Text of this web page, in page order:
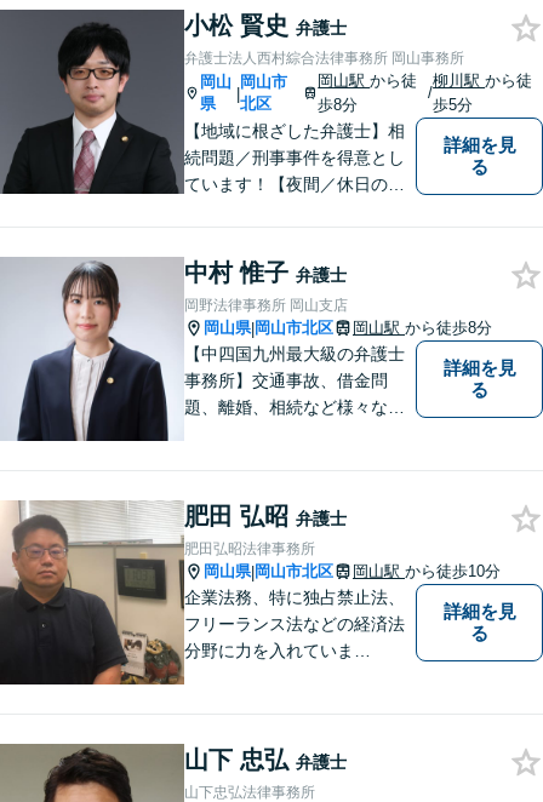
小松 賢史 弁護士
弁護士法人西村綜合法律事務所 岡山事務所
岡山
県
|
岡山市
北区
岡山駅から徒
歩8分
/
柳川駅から徒
歩5分
【地域に根ざした弁護士】相
続問題／刑事事件を得意とし
ています！【夜間／休日の相
お気軽にご相談ください。
詳細を見
る
中村 惟子 弁護士
岡野法律事務所 岡山支店
岡山県|岡山市北区 岡山駅 から徒歩8分
【中四国九州最大級の弁護士
事務所】交通事故、借金問
題、離婚、相続など様々な問
い！
詳細を見
る
肥田 弘昭 弁護士
肥田弘昭法律事務所
岡山県|岡山市北区 岡山駅 から徒歩10分
企業法務、特に独占禁止法、
フリーランス法などの経済法
分野に力を入れていま
詳細を見
る
山下 忠弘 弁護士
山下忠弘法律事務所